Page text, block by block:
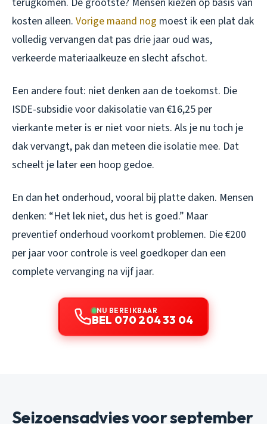
kosten alleen. Vorige maand nog moest ik een plat dak
volledig vervangen dat pas drie jaar oud was,
verkeerde materiaalkeuze en slecht afschot.
Een andere fout: niet denken aan de toekomst. Die
ISDE-subsidie voor dakisolatie van €16,25 per
vierkante meter is er niet voor niets. Als je nu toch je
dak vervangt, pak dan meteen die isolatie mee. Dat
scheelt je later een hoop gedoe.
En dan het onderhoud, vooral bij platte daken. Mensen
denken: “Het lek niet, dus het is goed.” Maar
preventief onderhoud voorkomt problemen. Die €200
per jaar voor controle is veel goedkoper dan een
complete vervanging na vijf jaar.
NU BEREIKBAAR
BEL 070 204 33 04
Seizoensadvies voor september